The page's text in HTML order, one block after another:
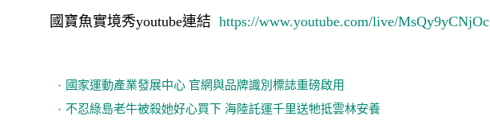
國寶魚實境秀youtube連結 https://www.youtube.com/live/MsQy9yCNjOc
國家運動產業發展中心 官網與品牌識別標誌重磅啟用
不忍綠島老牛被殺她好心買下 海陸託運千里送牠抵雲林安養